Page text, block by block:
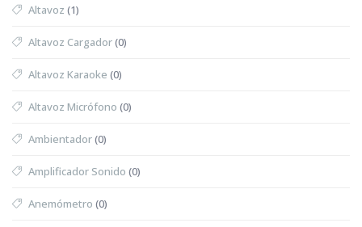
Altavoz (1)
Altavoz Cargador(0)
Altavoz Karaoke (0)
Altavoz Micrófono (0)
Ambientador(0)
Amplificador Sonido (0)
Anemómetro (0)